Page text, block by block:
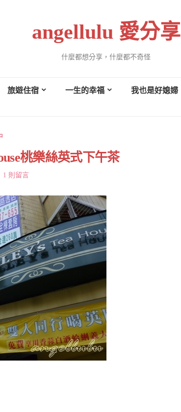
angellulu 愛分享
什麼都想分享，什麼都不奇怪
旅遊住宿 一生的幸福 我也是好媳婦
桃樂絲英式下午茶
1 則留言